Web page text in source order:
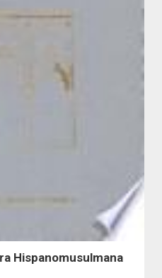
Hispanomusulmana